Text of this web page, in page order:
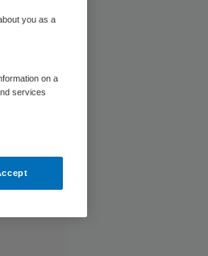
you as a
on a
services